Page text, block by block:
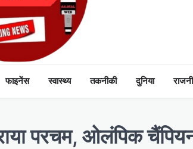
फाइनेंस स्वास्थ्य तकनीकी दुनिया
परचम, ओलंपिक